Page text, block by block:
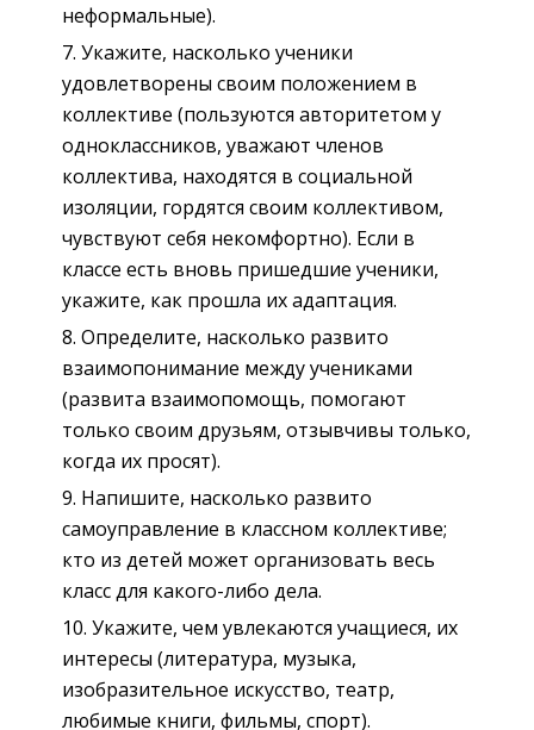
неформальные).
Укажите, насколько ученики
удовлетворены своим положением в
коллективе (пользуются авторитетом у
одноклассников, уважают членов
коллектива, находятся в социальной
изоляции, гордятся своим коллективом,
чувствуют себя некомфортно). Если в
классе есть вновь пришедшие ученики,
укажите, как прошла их адаптация.
Определите, насколько развито
взаимопонимание между учениками
(развита взаимопомощь, помогают
только своим друзьям, отзывчивы только,
когда их просят).
Напишите, насколько развито
самоуправление в классном коллективе;
кто из детей может организовать весь
класс для какого-либо дела.
Укажите, чем увлекаются учащиеся, их
интересы (литература, музыка,
изобразительное искусство, театр,
любимые книги, фильмы, спорт).